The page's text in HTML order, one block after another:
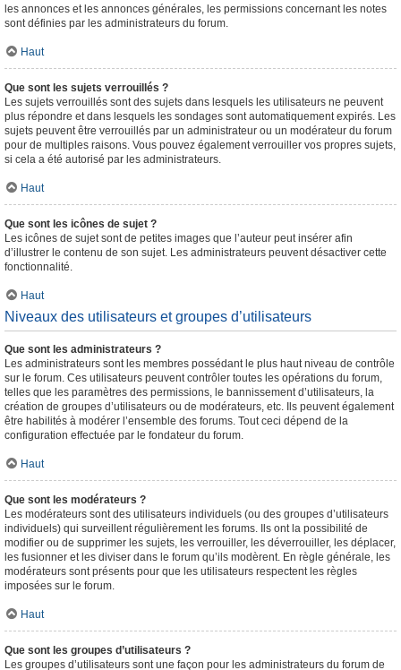
les annonces et les annonces générales, les permissions concernant les notes
sont définies par les administrateurs du forum.
Haut
Que sont les sujets verrouillés ?
Les sujets verrouillés sont des sujets dans lesquels les utilisateurs ne peuvent
plus répondre et dans lesquels les sondages sont automatiquement expirés. Les
sujets peuvent être verrouillés par un administrateur ou un modérateur du forum
pour de multiples raisons. Vous pouvez également verrouiller vos propres sujets,
si cela a été autorisé par les administrateurs.
Haut
Que sont les icônes de sujet ?
Les icônes de sujet sont de petites images que l’auteur peut insérer afin
d’illustrer le contenu de son sujet. Les administrateurs peuvent désactiver cette
fonctionnalité.
Haut
Niveaux des utilisateurs et groupes d’utilisateurs
Que sont les administrateurs ?
Les administrateurs sont les membres possédant le plus haut niveau de contrôle
sur le forum. Ces utilisateurs peuvent contrôler toutes les opérations du forum,
telles que les paramètres des permissions, le bannissement d’utilisateurs, la
création de groupes d’utilisateurs ou de modérateurs, etc. Ils peuvent également
être habilités à modérer l’ensemble des forums. Tout ceci dépend de la
configuration effectuée par le fondateur du forum.
Haut
Que sont les modérateurs ?
Les modérateurs sont des utilisateurs individuels (ou des groupes d’utilisateurs
individuels) qui surveillent régulièrement les forums. Ils ont la possibilité de
modifier ou de supprimer les sujets, les verrouiller, les déverrouiller, les déplacer,
les fusionner et les diviser dans le forum qu’ils modèrent. En règle générale, les
modérateurs sont présents pour que les utilisateurs respectent les règles
imposées sur le forum.
Haut
Que sont les groupes d’utilisateurs ?
Les groupes d’utilisateurs sont une façon pour les administrateurs du forum de